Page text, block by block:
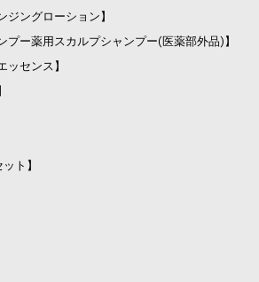
ジングローション】
プー薬用スカルプシャンプー(医薬部外品)】
ッセンス】
ト】